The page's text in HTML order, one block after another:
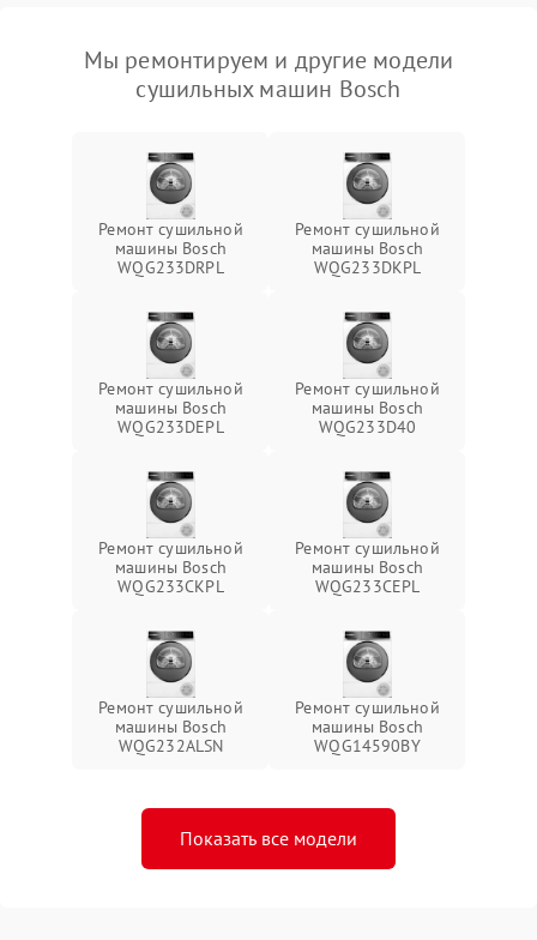
Мы ремонтируем и другие модели
сушильных машин Bosch
Ремонт сушильной
машины Bosch
WQG233DRPL
Ремонт сушильной
машины Bosch
WQG233DKPL
Ремонт сушильной
машины Bosch
WQG233DEPL
Ремонт сушильной
машины Bosch
WQG233D40
Ремонт сушильной
машины Bosch
WQG233CKPL
Ремонт сушильной
машины Bosch
WQG233CEPL
Ремонт сушильной
машины Bosch
WQG232ALSN
Ремонт сушильной
машины Bosch
WQG14590BY
Показать все модели